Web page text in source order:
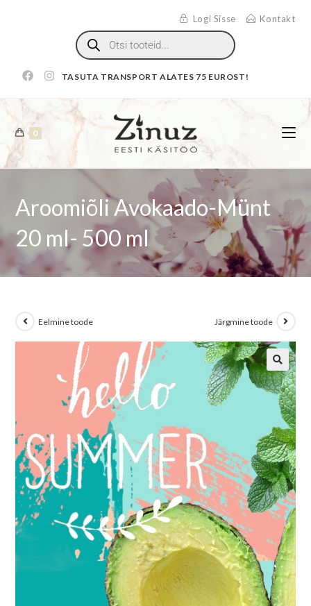
Logi Sisse Kontakt
TASUTA TRANSPORT ALATES 75 EUROST!
0
Aroomiõli Avokaado-Münt
20 ml- 500 ml
Eelmine toode Järgmine toode